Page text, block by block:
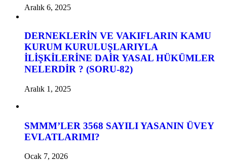
Aralık 6, 2025
DERNEKLERİN VE VAKIFLARIN KAMU
KURUM KURULUŞLARIYLA
İLİŞKİLERİNE DAİR YASAL HÜKÜMLER
NELERDİR ? (SORU-82)
Aralık 1, 2025
SMMM’LER 3568 SAYILI YASANIN ÜVEY
EVLATLARIMI?
Ocak 7, 2026